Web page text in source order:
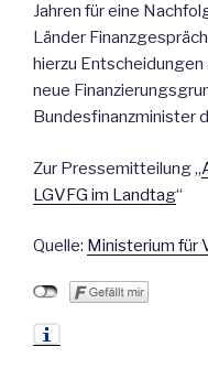
Jahren für eine
Länder
hierzu Entscheidungen
neue
Bundesfinanzminister
Zur Pressemitteilung „
LGVFG im Landtag“
Quelle: Ministerium für